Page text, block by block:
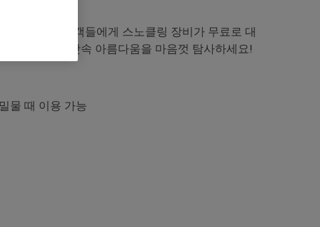
시는 모든 고객들에게 스노클링 장비가 무료로 대
픽업하고 바닷속 아름다움을 마음껏 탐사하세요!
물 때 이용 가능